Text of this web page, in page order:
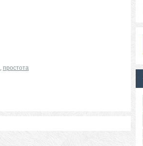
, простота